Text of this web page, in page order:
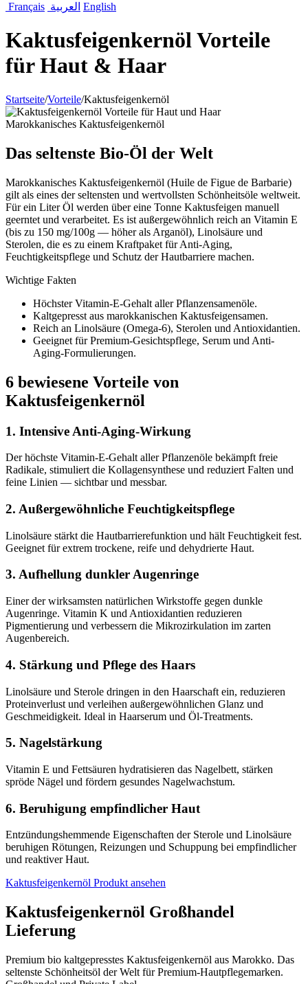
Français العربية English
Kaktusfeigenkernöl Vorteile
für Haut & Haar
Startseite/Vorteile/Kaktusfeigenkernöl
Marokkanisches Kaktusfeigenkernöl
Das seltenste Bio-Öl der Welt
Marokkanisches Kaktusfeigenkernöl (Huile de Figue de Barbarie)
gilt als eines der seltensten und wertvollsten Schönheitsöle weltweit.
Für ein Liter Öl werden über eine Tonne Kaktusfeigen manuell
geerntet und verarbeitet. Es ist außergewöhnlich reich an Vitamin E
(bis zu 150 mg/100g — höher als Arganöl), Linolsäure und
Sterolen, die es zu einem Kraftpaket für Anti-Aging,
Feuchtigkeitspflege und Schutz der Hautbarriere machen.
Wichtige Fakten
Höchster Vitamin-E-Gehalt aller Pflanzensamenöle.
Kaltgepresst aus marokkanischen Kaktusfeigensamen.
Reich an Linolsäure (Omega-6), Sterolen und Antioxidantien.
Geeignet für Premium-Gesichtspflege, Serum und Anti-
Aging-Formulierungen.
6 bewiesene Vorteile von
Kaktusfeigenkernöl
1. Intensive Anti-Aging-Wirkung
Der höchste Vitamin-E-Gehalt aller Pflanzenöle bekämpft freie
Radikale, stimuliert die Kollagensynthese und reduziert Falten und
feine Linien — sichtbar und messbar.
2. Außergewöhnliche Feuchtigkeitspflege
Linolsäure stärkt die Hautbarrierefunktion und hält Feuchtigkeit fest.
Geeignet für extrem trockene, reife und dehydrierte Haut.
3. Aufhellung dunkler Augenringe
Einer der wirksamsten natürlichen Wirkstoffe gegen dunkle
Augenringe. Vitamin K und Antioxidantien reduzieren
Pigmentierung und verbessern die Mikrozirkulation im zarten
Augenbereich.
4. Stärkung und Pflege des Haars
Linolsäure und Sterole dringen in den Haarschaft ein, reduzieren
Proteinverlust und verleihen außergewöhnlichen Glanz und
Geschmeidigkeit. Ideal in Haarserum und Öl-Treatments.
5. Nagelstärkung
Vitamin E und Fettsäuren hydratisieren das Nagelbett, stärken
spröde Nägel und fördern gesundes Nagelwachstum.
6. Beruhigung empfindlicher Haut
Entzündungshemmende Eigenschaften der Sterole und Linolsäure
beruhigen Rötungen, Reizungen und Schuppung bei empfindlicher
und reaktiver Haut.
Kaktusfeigenkernöl Produkt ansehen
Kaktusfeigenkernöl Großhandel
Lieferung
Premium bio kaltgepresstes Kaktusfeigenkernöl aus Marokko. Das
seltenste Schönheitsöl der Welt für Premium-Hautpflegemarken.